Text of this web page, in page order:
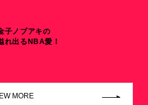
子ノブアキの
れ出るNBA愛！
MORE